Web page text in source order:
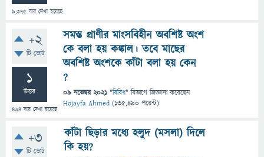
9,375 বার দেখা হয়েছে
+2
টি ভোট
1
উত্তর
464 বার দেখা হয়েছে
সমস্ত প্রাণীর মাংসবিহীন অবশিষ্ট অংশ
কে বলা হয় কঙ্কাল। তবে মাছের
অবশিষ্ট অংশকে কাঁটা বলা হয় কেন
?
09 নভেম্বর 2021 "বিবিধ" বিভাগে জিজ্ঞাসাকরেছেন
Hojayfa Ahmed (135,490 পয়েন্ট)
+3
টি ভোট
কাঁটা ছিড়ার মধ্যে হলুদ (মসলা) দিলে
কি হয়?